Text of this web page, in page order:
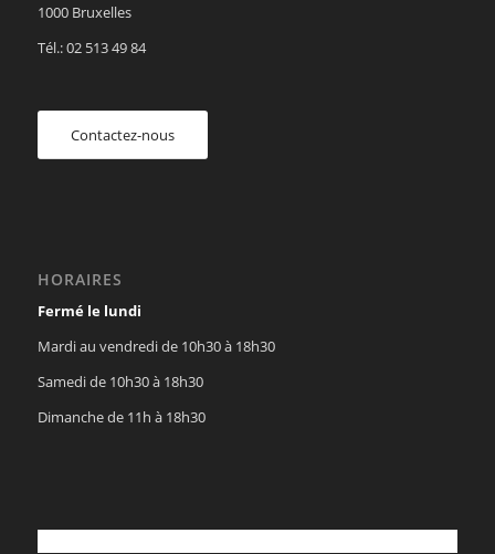
1000 Bruxelles
Tél.: 02 513 49 84
Contactez-nous
HORAIRES
Fermé le lundi
Mardi au vendredi de 10h30 à 18h30
Samedi de 10h30 à 18h30
Dimanche de 11h à 18h30